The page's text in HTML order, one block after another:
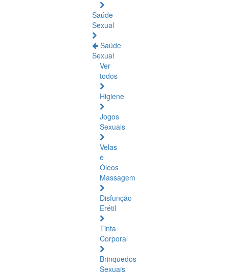
Saúde
Sexual
Saúde
Sexual
Ver
todos
Higiene
Jogos
Sexuais
Velas
e
Óleos
Massagem
Disfunção
Erétil
Tinta
Corporal
Brinquedos
Sexuais